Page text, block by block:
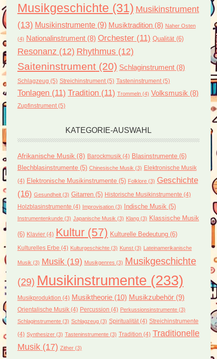
Musikgeschichte (31) Musikinstrument
(13) Musikinstrumente(9) Musiktradition(8) Naher Osten
(4) Nationalinstrument(8) Orchester(11) Qualität(6)
Resonanz (12) Rhythmus(12)
Saiteninstrument(20) Schlaginstrument(8)
Schlagzeug (5) Streichinstrument(5) Tasteninstrument(5)
Tonlagen(11) Tradition(11) Trommeln(4) Volksmusik (8)
Zupfinstrument(5)
KATEGORIE-AUSWAHL
Afrikanische Musik(8) Barockmusik(4) Blasinstrumente(6)
Blechblasinstrumente(5) Chinesische Musik (3) Elektronische Musik
(4) Elektronische Musikinstrumente(5) Folklore(3) Geschichte
(16) Gesundheit(3) Gitarren(5) Historische Musikinstrumente (4)
Holzblasinstrumente (4) Improvisation(3) Indische Musik (5)
Instrumentenkunde(3) Japanische Musik (3) Klang(3) Klassische Musik
(6) Klavier(4) Kultur(57) Kulturelle Bedeutung(6)
Kulturelles Erbe (4) Kulturgeschichte(3) Kunst(3) Lateinamerikanische
Musik (3) Musik(19) Musikgenres (3) Musikgeschichte
(29) Musikinstrumente (233)
Musikproduktion (4) Musiktheorie(10) Musikzubehör(9)
Orientalische Musik(4) Percussion (4) Perkussionsinstrumente(3)
Schlaginstrumente(3) Schlagzeug(3) Spiritualität(4) Streichinstrumente
(4) Synthesizer(3) Tasteninstrumente(3) Tradition (4) Traditionelle
Musik(17) Zither(3)